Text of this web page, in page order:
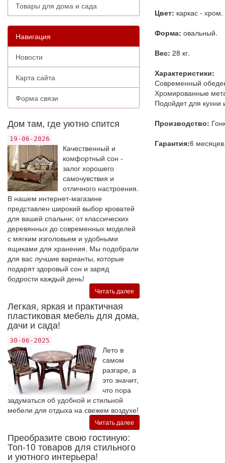
Товары для дома и сада
Навигация
Новости
Карта сайта
Форма связи
Дом там, где уютно спится
19-06-2026
Качественный и
комфортный сон -
залог хорошего
самочувствия и
отличного настроения.
В нашем интернет-магазине
представлен широкий выбор кроватей
для вашей спальни: от классических
деревянных до современных моделей
с мягким изголовьем и удобными
ящиками для хранения. Мы подобрали
для вас лучшие варианты, которые
подарят здоровый сон и заряд
бодрости каждый день!
Читать далее
Легкая, яркая и практичная
пластиковая мебель для дома,
дачи и сада!
30-06-2025
Лето в
самом
разгаре, а
это значит,
что пора
задуматься об удобной и стильной
мебели для отдыха на свежем воздухе!
Читать далее
Преобразите свою гостиную:
Топ-10 товаров для стильного
и уютного интерьера!
Цвет: каркас -
Форма: овальный.
Вес: 28 кг.
Характеристики:
Современный
Хромированные
Подойдет для кухни
Производство:
Гарантия:6